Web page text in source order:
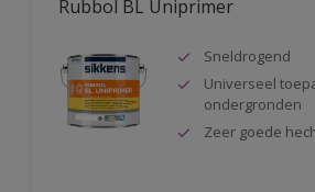
Rubbol BL Uniprimer
Sneldrogend
Universeel
ondergronden
Zeer goede